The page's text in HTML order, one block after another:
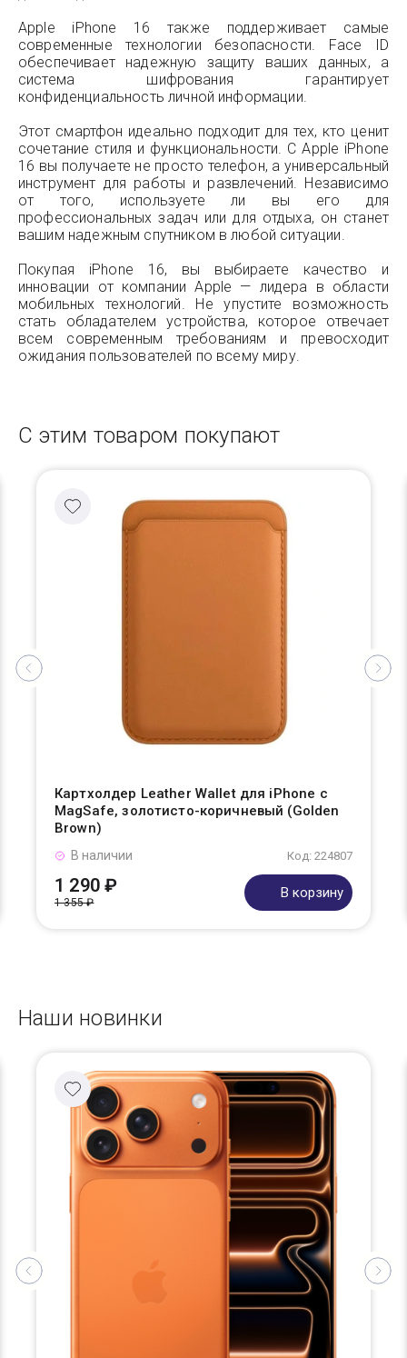
Apple iPhone 16 также поддерживает самые
современные технологии безопасности. Face ID
обеспечивает надежную защиту ваших данных, а
система шифрования гарантирует
конфиденциальность личной информации.
Этот смартфон идеально подходит для тех, кто ценит
сочетание стиля и функциональности. С Apple iPhone
16 вы получаете не просто телефон, а универсальный
инструмент для работы и развлечений. Независимо
от того, используете ли вы его для
профессиональных задач или для отдыха, он станет
вашим надежным спутником в любой ситуации.
Покупая iPhone 16, вы выбираете качество и
инновации от компании Apple — лидера в области
мобильных технологий. Не упустите возможность
стать обладателем устройства, которое отвечает
всем современным требованиям и превосходит
ожидания пользователей по всему миру.
С этим товаром покупают
Картхолдер Leather Wallet для iPhone с
MagSafe, золотисто-коричневый (Golden
Brown)
Код: 224807
В наличии
1 290 ₽
1 355 ₽
В корзину
Наши новинки